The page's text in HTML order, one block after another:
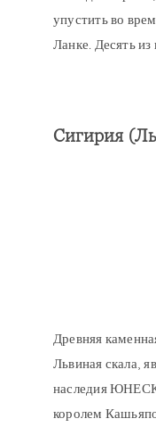
упустить во
Ланке. Десять
Сигирия
Древняя
Львиная скала,
наследия
королем